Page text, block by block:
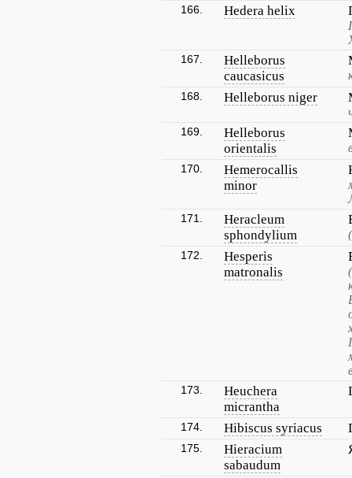
166. Hedera helix
167.
Helleborus
caucasicus
168. Helleborus niger
169.
Helleborus
orientalis
170.
Hemerocallis
minor
171.
Heracleum
sphondylium
172.
Hesperis
matronalis
173.
Heuchera
micrantha
174. Hibiscus syriacus
175.
Hieracium
sabaudum